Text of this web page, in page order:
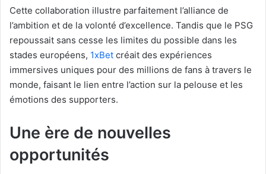
Cette collaboration illustre parfaitement l’alliance de
l’ambition et de la volonté d’excellence. Tandis que le PSG
repoussait sans cesse les limites du possible dans les
stades européens, 1xBet créait des expériences
immersives uniques pour des millions de fans à travers le
monde, faisant le lien entre l’action sur la pelouse et les
émotions des supporters.
Une ère de nouvelles
opportunités